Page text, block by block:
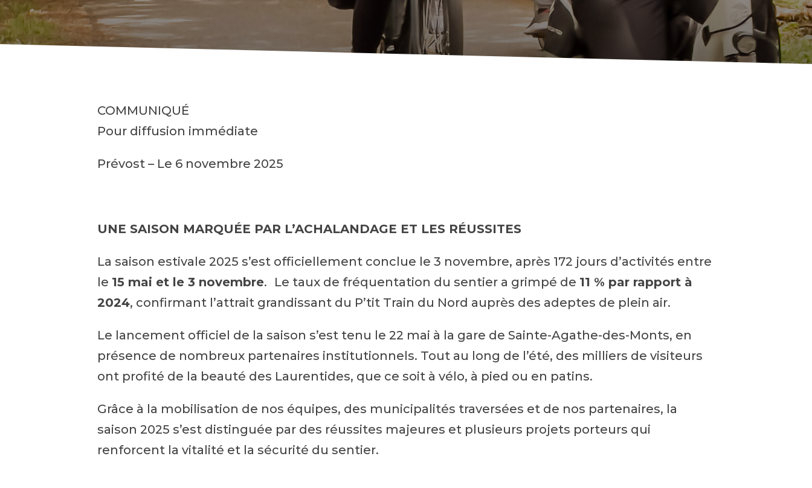
COMMUNIQUÉ
Pour diffusion immédiate
Prévost – Le 6 novembre 2025
UNE SAISON MARQUÉE PAR L’ACHALANDAGE ET LES RÉUSSITES
La saison estivale 2025 s’est officiellement conclue le 3 novembre, après 172 jours d’activités entre
le 15 mai et le 3 novembre. Le taux de fréquentation du sentier a grimpé de 11 % par rapport à
2024, confirmant l’attrait grandissant du P’tit Train du Nord auprès des adeptes de plein air.
Le lancement officiel de la saison s’est tenu le 22 mai à la gare de Sainte-Agathe-des-Monts, en
présence de nombreux partenaires institutionnels. Tout au long de l’été, des milliers de visiteurs
ont profité de la beauté des Laurentides, que ce soit à vélo, à pied ou en patins.
Grâce à la mobilisation de nos équipes, des municipalités traversées et de nos partenaires, la
saison 2025 s’est distinguée par des réussites majeures et plusieurs projets porteurs qui
renforcent la vitalité et la sécurité du sentier.